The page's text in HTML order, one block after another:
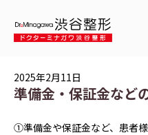
2025年2月11日
準備金・保証金など
①準備金や保証金など、患者